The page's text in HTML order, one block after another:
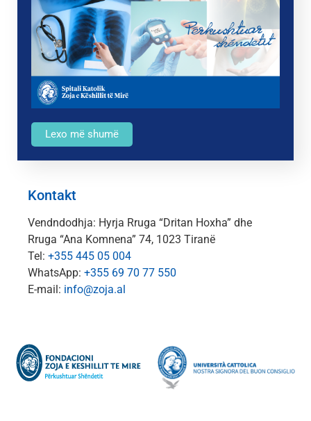
Lexo më shumë
Kontakt
Vendndodhja: Hyrja Rruga “Dritan Hoxha” dhe
Rruga “Ana Komnena” 74, 1023 Tiranë
Tel: +355 445 05 004
WhatsApp: +355 69 70 77 550
E-mail: info@zoja.al